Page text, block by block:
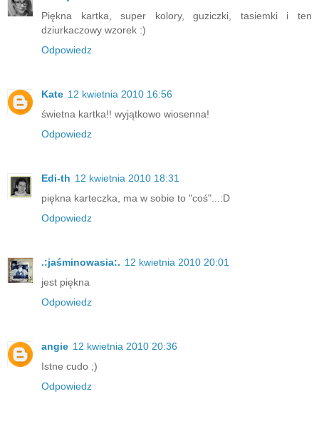
Piękna kartka, super kolory, guziczki, tasiemki i ten
dziurkaczowy wzorek :)
Odpowiedz
Kate 12 kwietnia 2010 16:56
świetna kartka!! wyjątkowo wiosenna!
Odpowiedz
Edi-th 12 kwietnia 2010 18:31
piękna karteczka, ma w sobie to "coś"...:D
Odpowiedz
.:jaśminowasia:. 12 kwietnia 2010 20:01
jest piękna
Odpowiedz
angie 12 kwietnia 2010 20:36
Istne cudo ;)
Odpowiedz